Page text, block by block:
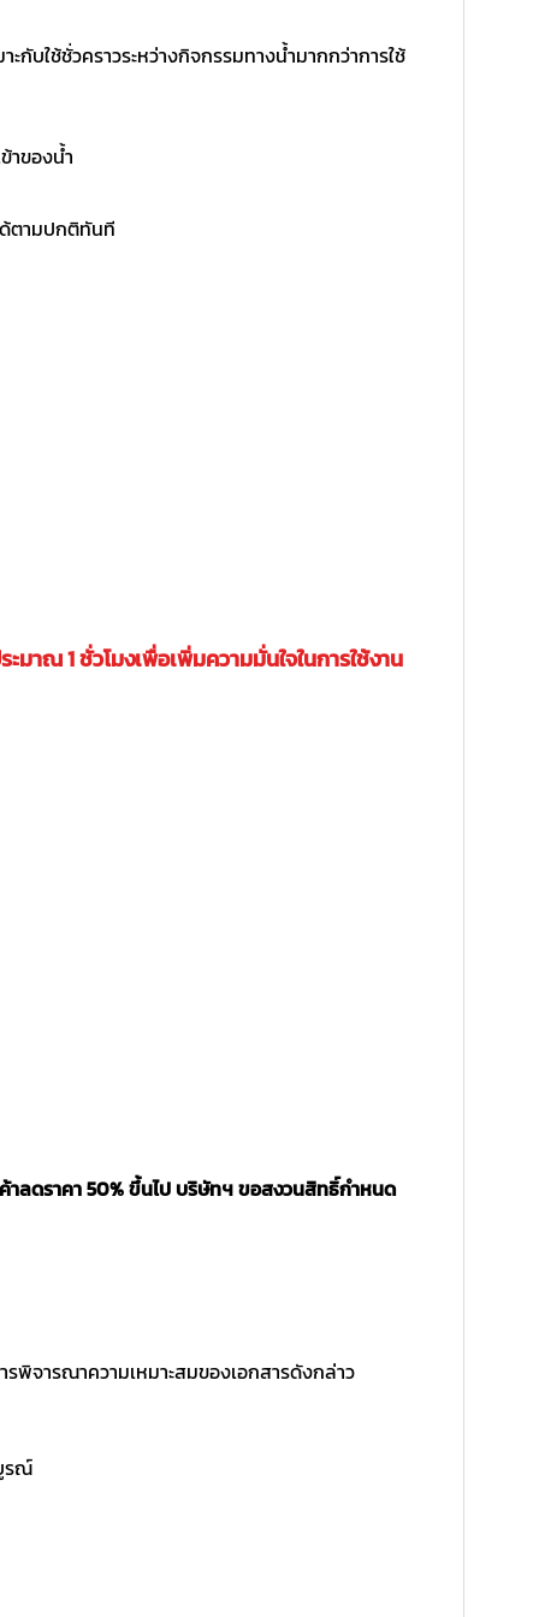
บใช้ชั่วคราวระหว่างกิจกรรมทางน้ำมากกว่าการใช้
าของน้ำ
ตามปกติทันที
าณ 1 ชั่วโมงเพื่อเพิ่มความมั่นใจในการใช้งาน
ลดราคา 50% ขึ้นไป บริษัทฯ ขอสงวนสิทธิ์กำหนด
พิจารณาความเหมาะสมของเอกสารดังกล่าว
รณ์